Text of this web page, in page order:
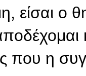
είσαι
που η